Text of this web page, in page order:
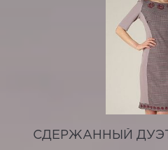
СДЕРЖАННЫЙ ДУЭТ